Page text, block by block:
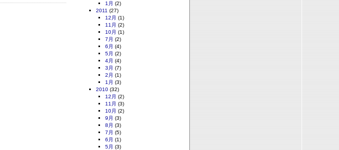
1月 (2)
2011 (27)
12月 (1)
11月 (2)
10月 (1)
7月 (2)
6月 (4)
5月 (2)
4月 (4)
3月 (7)
2月 (1)
1月 (3)
2010 (32)
12月 (2)
11月 (3)
10月 (2)
9月 (3)
8月 (3)
7月 (5)
6月 (1)
5月 (3)